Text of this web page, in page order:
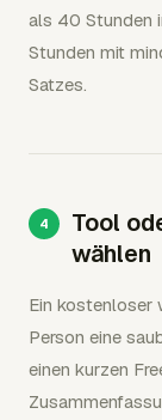
als 40 Stunden
Stunden mit
Satzes.
Tool
wählen
Ein kostenloser
Person eine
einen kurzen